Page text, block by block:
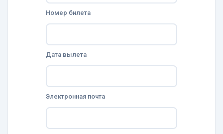
Номер билета
Дата вылета
Электронная почта